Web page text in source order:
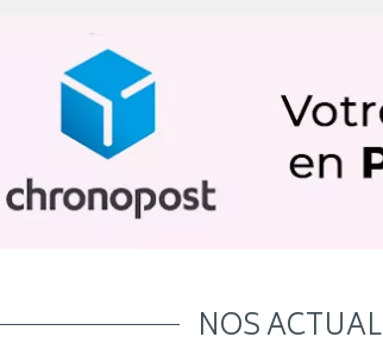
NOS